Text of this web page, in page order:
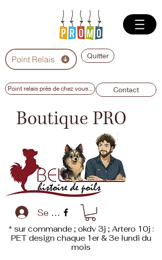
Point Relais Quitter
Point relais près de chez vous... Contact
Boutique PRO
Se connecter
* sur commande ; okdv 3j ; Artero 10j :
PET designchaque 1er & 3e lundi du
mois